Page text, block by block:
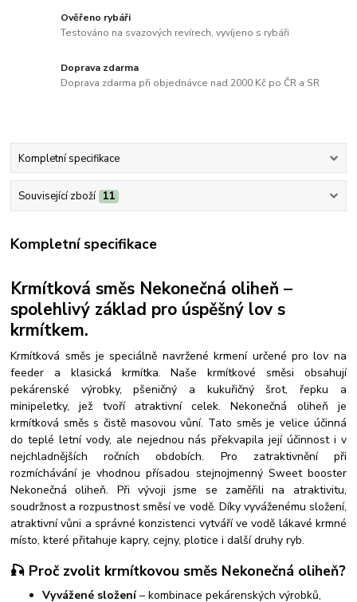
Ověřeno rybáři
Testováno na svazových revírech, vyvíjeno s rybáři
Doprava zdarma
Doprava zdarma při objednávce nad 2000 Kč po ČR a SR
Kompletní specifikace
Související zboží 11
Kompletní specifikace
Krmítková směs Nekonečná oliheň –
spolehlivý základ pro úspěšný lov s
krmítkem.
Krmítková směs je speciálně navržené krmení určené pro lov na
feeder a klasická krmítka. Naše krmítkové směsi obsahují
pekárenské výrobky, pšeničný a kukuřičný šrot, řepku a
minipeletky, jež tvoří atraktivní celek. Nekonečná oliheň je
krmítková směs s čistě masovou vůní. Tato směs je velice účinná
do teplé letní vody, ale nejednou nás překvapila její účinnost i v
nejchladnějších ročních obdobích. Pro zatraktivnění při
rozmíchávání je vhodnou přísadou stejnojmenný Sweet booster
Nekonečná oliheň. Při vývoji jsme se zaměřili na atraktivitu,
soudržnost a rozpustnost směsí ve vodě. Díky vyváženému složení,
atraktivní vůni a správné konzistenci vytváří ve vodě lákavé krmné
místo, které přitahuje kapry, cejny, plotice i další druhy ryb.
🎣 Proč zvolit krmítkovou směs Nekonečná oliheň?
Vyvážené složení– kombinacepekárenských výrobků,